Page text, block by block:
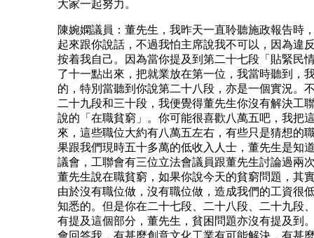
大家一起努力。
陳婉嫻議員：董先生，我昨天一直聆聽施政報告時
起來跟你說話，不過我怕主席說我不可以，因為違
按着我自己。因為當你提及到第二十七段「貼緊民
了十一點出來，把就業放在第一位，我當時聽到，
的，特別當聽到你說第二十八段，亦是一個實況。
二十九段和三十段，我便覺得董先生你沒有解決工
說的「在職貧窮」。你可能很喜歡八萬五吧，我把
來，這些職位大約有八萬五左右，有些只是猜想的
果跟我們現時五十多萬的低收入人士，董先生是知
議會，工聯會有三位立法會議員跟董先生討論過兩
董先生說在職貧窮，如果你說今天的貧窮問題，其
由於沒有職位做，沒有職位做，造成我們的工資很
知悉的。但是你在二十七段、二十八段、二十九段
有提及這個部分，董先生，貧困問題亦沒有提及到
會回答我，有甚麼創意文化工業有可能解決，有甚